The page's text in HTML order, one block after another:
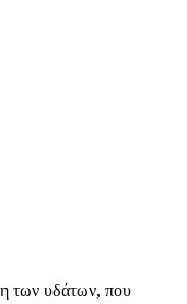
των υδάτων, που